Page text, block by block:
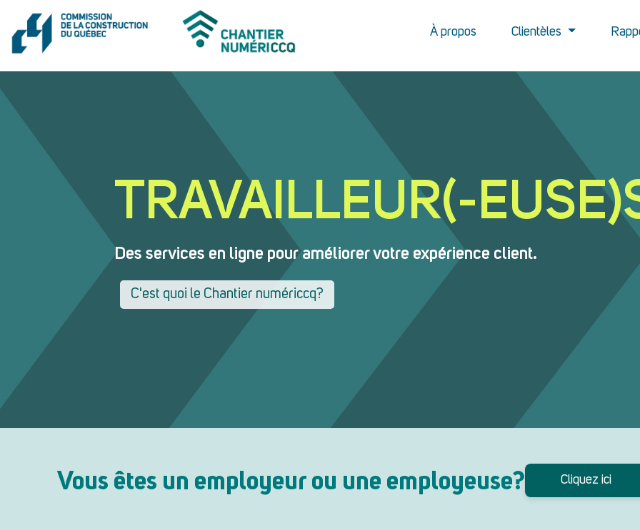
À propos Clientèles
TRAVAILLEUR(-
Des services en ligne pour améliorer votre expérience client.
C'est quoi le Chantier numériccq?
Vous êtes un employeur ou une employeuse? Cliquez ici